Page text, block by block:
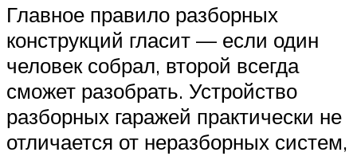
Главное правило разборных
конструкций гласит — если один
человек собрал, второй всегда
сможет разобрать. Устройство
разборных гаражей практически не
отличается от неразборных систем,